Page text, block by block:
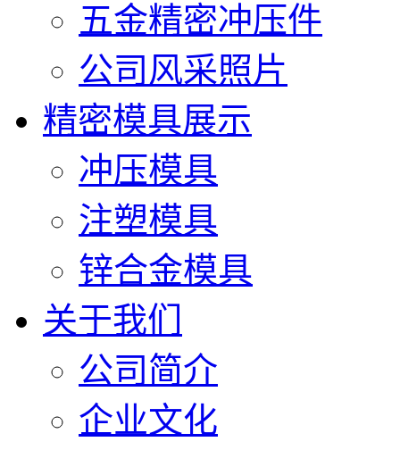
五金精密冲压件
公司风采照片
精密模具展示
冲压模具
注塑模具
锌合金模具
关于我们
公司简介
企业文化